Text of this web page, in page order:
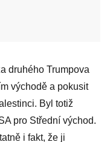
druhého Trumpova
východě a pokusit
Byl totiž
pro Střední východ.
i fakt, že ji